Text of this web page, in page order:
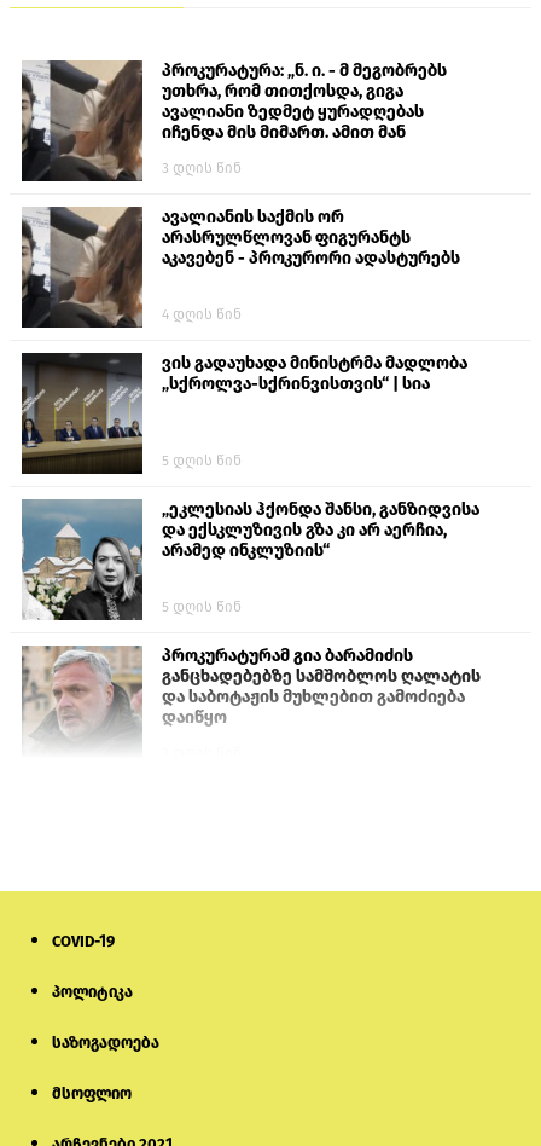
პროკურატურა: „ნ. ი. - მ მეგობრებს
უთხრა, რომ თითქოსდა, გიგა
ავალიანი ზედმეტ ყურადღებას
იჩენდა მის მიმართ. ამით მან
თავს დასხმოდა გიგა ავალიანს“
3 დღის წინ
ავალიანის საქმის ორ
არასრულწლოვან ფიგურანტს
აკავებენ - პროკურორი ადასტურებს
4 დღის წინ
ვის გადაუხადა მინისტრმა მადლობა
„სქროლვა-სქრინვისთვის“ | სია
5 დღის წინ
„ეკლესიას ჰქონდა შანსი, განზიდვისა
და ექსკლუზივის გზა კი არ აერჩია,
არამედ ინკლუზიის“
5 დღის წინ
პროკურატურამ გია ბარამიძის
განცხადებებზე სამშობლოს ღალატის
და საბოტაჟის მუხლებით გამოძიება
დაიწყო
პატიმრობის შეფარდებაზე
COVID-19
პოლიტიკა
საზოგადოება
მსოფლიო